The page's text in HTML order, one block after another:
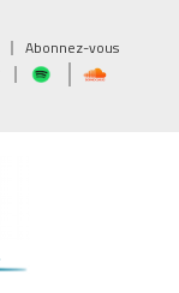
Abonnez-vous